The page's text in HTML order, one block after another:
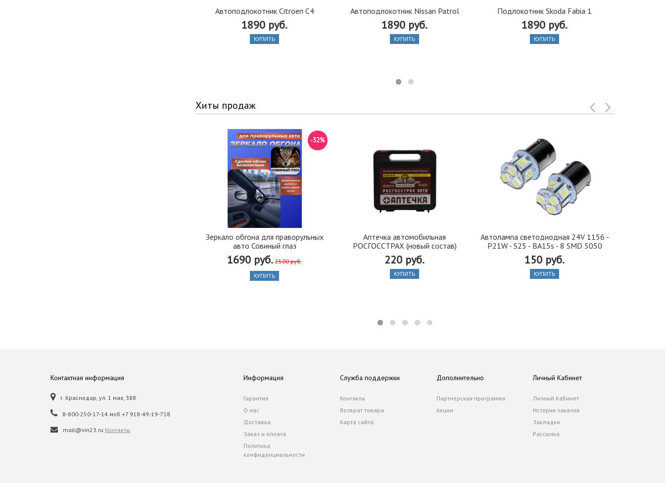
Автоподлокотник Citroen C4
1890 руб.
КУПИТЬ
Автоподлокотник Nissan Patrol
1890 руб.
КУПИТЬ
Подлокотник Skoda Fabia 1
1890 руб.
КУПИТЬ
Хиты продаж
Зеркало обгона для праворульных
авто Совиный глаз
1690 руб. 2500 руб.
-32%
КУПИТЬ
Аптечка автомобильная
РОСГОССТРАХ (новый состав)
220 руб.
КУПИТЬ
Автолампа cветодиодная 24V 1156 -
P21W - S25 - BA15s - 8 SMD 5050
150 руб.
КУПИТЬ
Контактная информация
г. Краснодар, ул. 1 мая, 388
8-800-250-17-14 моб.+7 918-49-19-718
mail@vin23.ru Контакты
Информация
Гарантия
О нас
Доставка
Заказ и оплата
Политика
конфиденциальности
Служба поддержки
Контакты
Возврат товара
Карта сайта
Дополнительно
Партнерская программа
Акции
Личный Кабинет
Личный Кабинет
История заказов
Закладки
Рассылка